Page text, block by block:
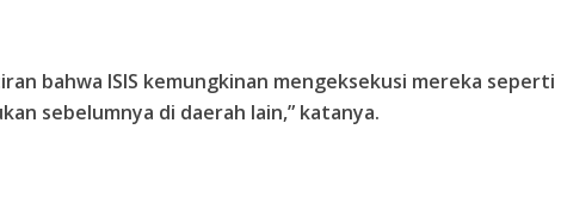
bahwa ISIS kemungkinan mengeksekusi mereka seperti
sebelumnya di daerah lain,” katanya.